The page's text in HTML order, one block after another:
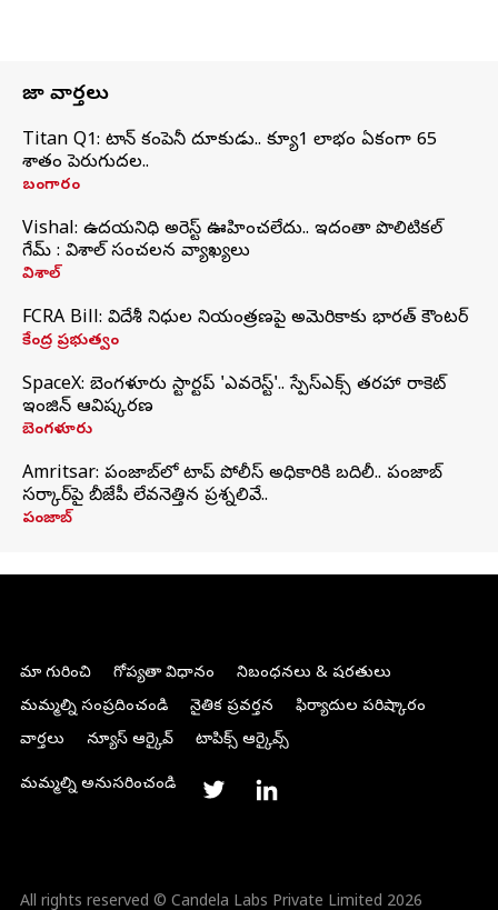
తాజా వార్తలు
Titan Q1: టైటాన్ కంపెనీ దూకుడు.. క్యూ1 లాభం ఏకంగా 65
శాతం పెరుగుదల..
బంగారం
Vishal: ఉదయనిధి అరెస్ట్‌ ఊహించలేదు.. ఇదంతా పొలిటికల్
గేమ్ : విశాల్ సంచలన వ్యాఖ్యలు
విశాల్
FCRA Bill: విదేశీ నిధుల నియంత్రణపై అమెరికాకు భారత్‌ కౌంటర్
కేంద్ర ప్రభుత్వం
SpaceX: బెంగళూరు స్టార్టప్‌ 'ఎవరెస్ట్'.. స్పేస్‌ఎక్స్ తరహా రాకెట్‌
ఇంజిన్‌ ఆవిష్కరణ
బెంగళూరు
Amritsar: పంజాబ్‌లో టాప్ పోలీస్ అధికారికి బదిలీ.. పంజాబ్
సర్కార్‌పై బీజేపీ లేవనెత్తిన ప్రశ్నలివే..
పంజాబ్
మా గురించి గోప్యతా విధానం
నిబంధనలు & షరతులు
మమ్మల్ని సంప్రదించండి
నైతిక ప్రవర్తన
ఫిర్యాదుల పరిష్కారం
వార్తలు
న్యూస్ ఆర్కైవ్ టాపిక్స్ ఆర్కైవ్స్
మమ్మల్ని అనుసరించండి
All rights reserved © Candela Labs Private Limited 2026